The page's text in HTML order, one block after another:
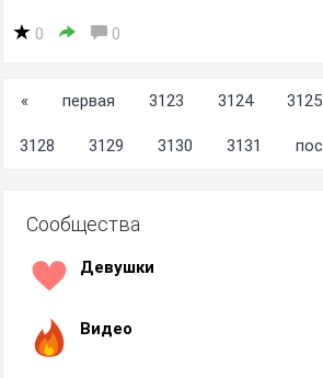
0 0
« первая 3123 3124 3125
3128 3129 3130 3131
Сообщества
Девушки
Видео